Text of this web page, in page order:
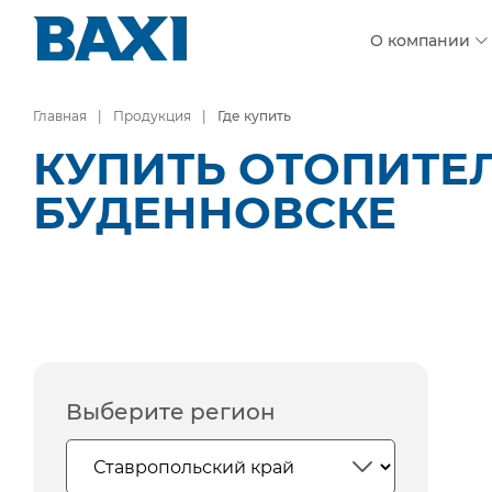
О компании
Главная Продукция Где купить
КУПИТЬ
БУДЕННОВСКЕ
Выберите регион